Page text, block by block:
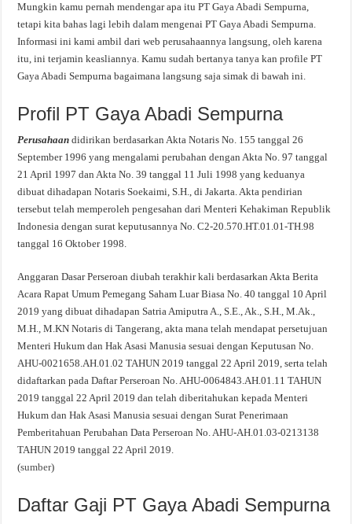
Mungkin kamu pernah mendengar apa itu PT Gaya Abadi Sempurna,
tetapi kita bahas lagi lebih dalam mengenai PT Gaya Abadi Sempurna.
Informasi ini kami ambil dari web perusahaannya langsung, oleh karena
itu, ini terjamin keasliannya. Kamu sudah bertanya tanya kan profile PT
Gaya Abadi Sempurna bagaimana langsung saja simak di bawah ini.
Profil PT Gaya Abadi Sempurna
Perusahaan didirikan berdasarkan Akta Notaris No. 155 tanggal 26
September 1996 yang mengalami perubahan dengan Akta No. 97 tanggal
21 April 1997 dan Akta No. 39 tanggal 11 Juli 1998 yang keduanya
dibuat dihadapan Notaris Soekaimi, S.H., di Jakarta. Akta pendirian
tersebut telah memperoleh pengesahan dari Menteri Kehakiman Republik
Indonesia dengan surat keputusannya No. C2-20.570.HT.01.01-TH.98
tanggal 16 Oktober 1998.
Anggaran Dasar Perseroan diubah terakhir kali berdasarkan Akta Berita
Acara Rapat Umum Pemegang Saham Luar Biasa No. 40 tanggal 10 April
2019 yang dibuat dihadapan Satria Amiputra A., S.E., Ak., S.H., M.Ak.,
M.H., M.KN Notaris di Tangerang, akta mana telah mendapat persetujuan
Menteri Hukum dan Hak Asasi Manusia sesuai dengan Keputusan No.
AHU-0021658.AH.01.02 TAHUN 2019 tanggal 22 April 2019, serta telah
didaftarkan pada Daftar Perseroan No. AHU-0064843.AH.01.11 TAHUN
2019 tanggal 22 April 2019 dan telah diberitahukan kepada Menteri
Hukum dan Hak Asasi Manusia sesuai dengan Surat Penerimaan
Pemberitahuan Perubahan Data Perseroan No. AHU-AH.01.03-0213138
TAHUN 2019 tanggal 22 April 2019.
(sumber)
Daftar Gaji PT Gaya Abadi Sempurna